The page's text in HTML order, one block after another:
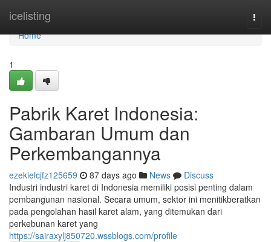
icelisting
Home
Home
1
Pabrik Karet Indonesia:
Gambaran Umum dan
Perkembangannya
ezekielcjfz125659 87 days ago News
Discuss
Industri industri karet di Indonesia memiliki posisi penting dalam
pembangunan nasional. Secara umum, sektor ini menitikberatkan
pada pengolahan hasil karet alam, yang ditemukan dari
perkebunan karet yang
https://sairaxylj850720.wssblogs.com/profile